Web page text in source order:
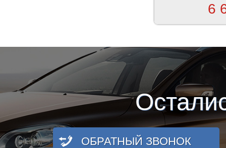
6
ОБРАТНЫЙ ЗВОНОК